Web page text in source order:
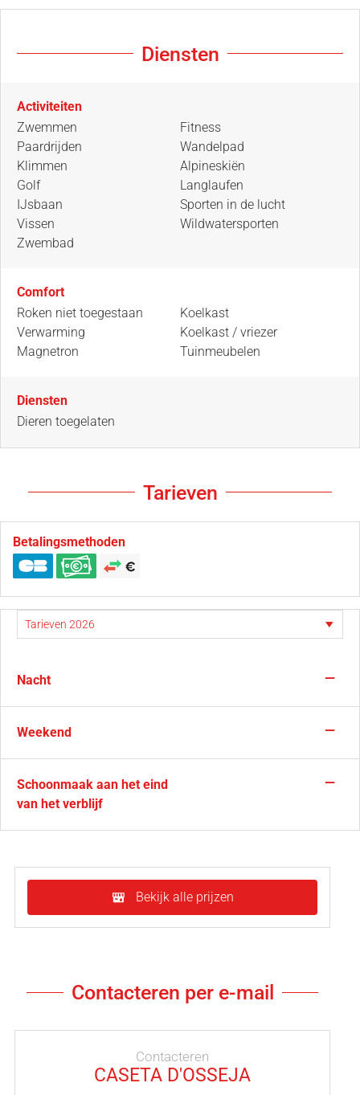
Diensten
Activiteiten
Zwemmen
Paardrijden
Klimmen
Golf
IJsbaan
Vissen
Zwembad
Fitness
Wandelpad
Alpineskiën
Langlaufen
Sporten in de lucht
Wildwatersporten
Comfort
Roken niet toegestaan
Verwarming
Magnetron
Koelkast
Koelkast / vriezer
Tuinmeubelen
Diensten
Dieren toegelaten
Tarieven
Betalingsmethoden
Nacht —
Weekend —
Schoonmaak aan het eind
van het verblijf
—
Bekijk alle prijzen
Contacteren per e-mail
Contacteren
CASETA D'OSSEJA